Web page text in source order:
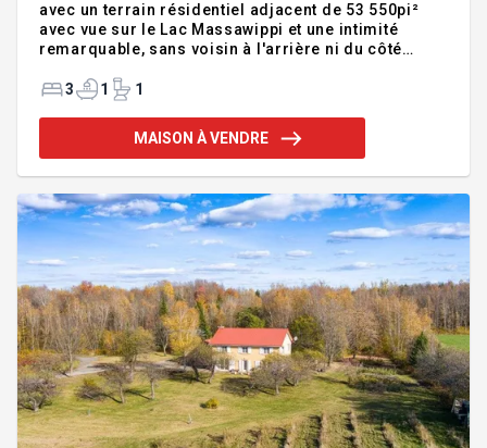
avec un terrain résidentiel adjacent de 53 550pi²
avec vue sur le Lac Massawippi et une intimité
remarquable, sans voisin à l'arrière ni du côté
environnement bucolique et paisible, elle se
finitions hors du commun. Aire ouverte lumineuse
avec fenestration surdimensionnée et plafonds de
chambres dont une suite avec walk-in. Sous-sol
prêt à aménager. Garage double av
3 1 1
MAISON À VENDRE